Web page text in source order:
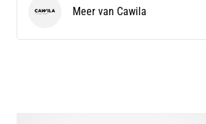
Cawila Meer van Cawila